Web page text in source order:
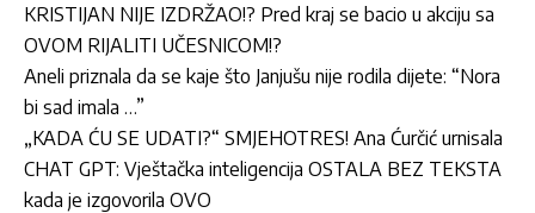
KRISTIJAN NIJE IZDRŽAO!? Pred kraj se bacio u akciju sa
OVOM RIJALITI UČESNICOM!?
Aneli priznala da se kaje što Janjušu nije rodila dijete: “Nora
bi sad imala …”
„KADA ĆU SE UDATI?“ SMJEHOTRES! Ana Ćurčić urnisala
CHAT GPT: Vještačka inteligencija OSTALA BEZ TEKSTA
kada je izgovorila OVO